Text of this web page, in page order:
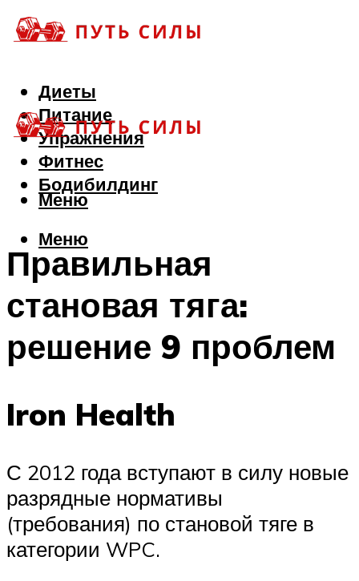
Диеты
Питание
Упражнения
Фитнес
Бодибилдинг
Меню
Меню
Правильная
становая тяга:
решение 9 проблем
Iron Health
С 2012 года вступают в силу новые
разрядные нормативы
(требования) по становой тяге в
категории WPC.